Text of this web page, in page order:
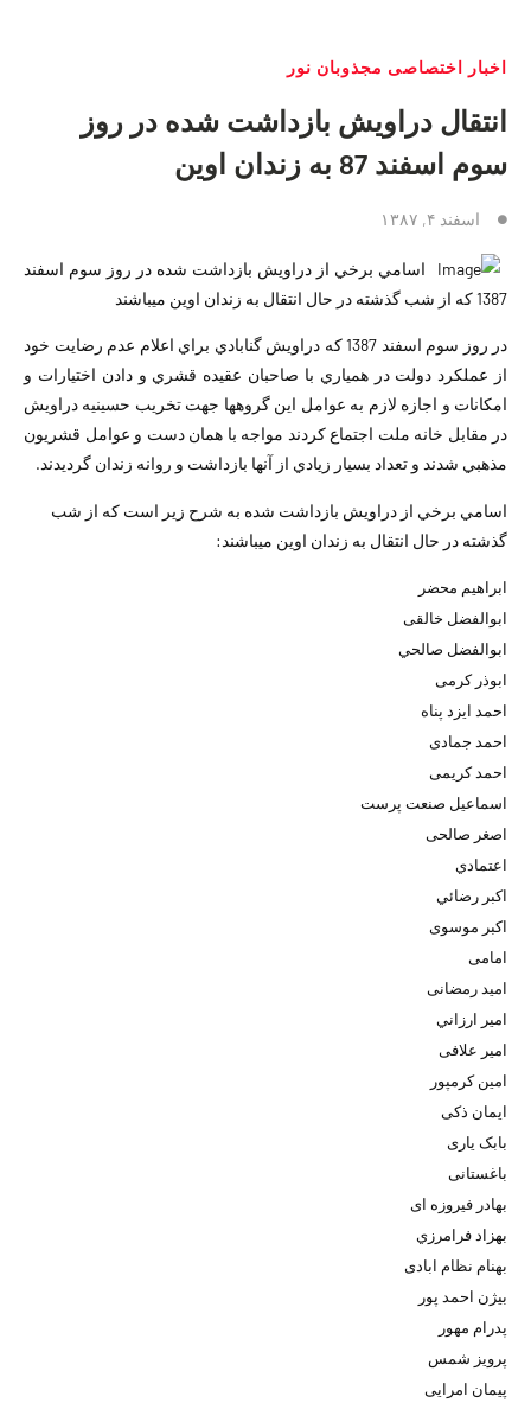
اخبار اختصاصی مجذوبان نور
انتقال دراويش بازداشت شده در روز
سوم اسفند 87 به زندان اوين
اسفند ۴, ۱۳۸۷
اسامي برخي از دراويش بازداشت شده در روز سوم اسفند
1387 كه از شب گذشته در حال انتقال به زندان اوين ميباشند
در روز سوم اسفند 1387 كه دراويش گنابادي براي اعلام عدم رضايت خود
از عملكرد دولت در همياري با صاحبان عقيده قشري و دادن اختيارات و
امكانات و اجازه لازم به عوامل اين گروهها جهت تخريب حسينيه دراويش
در مقابل خانه ملت اجتماع كردند مواجه با همان دست و عوامل قشريون
مذهبي شدند و تعداد بسيار زيادي از آنها بازداشت و روانه زندان گرديدند.
اسامي برخي از دراويش بازداشت شده به شرح زير است كه از شب
گذشته در حال انتقال به زندان اوين ميباشند:
ابراهیم محضر
ابوالفضل خالقی
ابوالفضل صالحي
ابوذر کرمی
احمد ایزد پناه
احمد جمادی
احمد کریمی
اسماعیل صنعت پرست
اصغر صالحی
اعتمادي
اكبر رضائي
اکبر موسوی
امامی
امید رمضانی
امير ارزاني
امیر علافی
امین کرمپور
ایمان ذکی
بابک یاری
باغستانی
بهادر فیروزه ای
بهزاد فرامرزي
بهنام نظام ابادی
بیژن احمد پور
پدرام مهور
پرویز شمس
پیمان امرایی